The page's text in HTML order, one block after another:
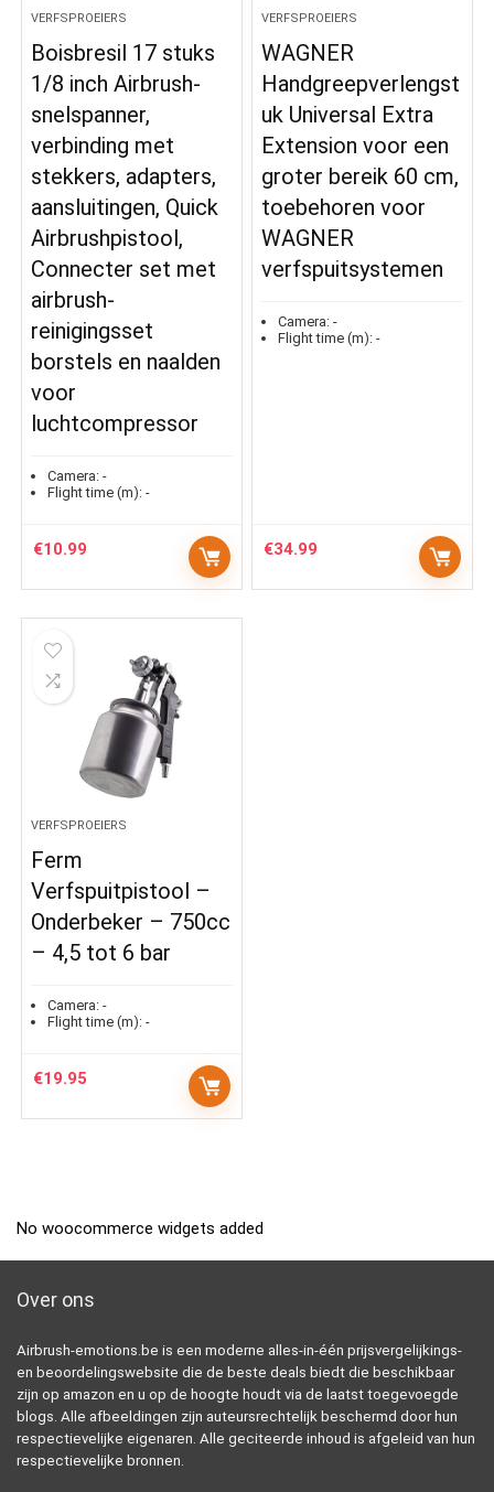
VERFSPROEIERS
Boisbresil 17 stuks
1/8 inch Airbrush-
snelspanner,
verbinding met
stekkers, adapters,
aansluitingen, Quick
Airbrushpistool,
Connecter set met
airbrush-
reinigingsset
borstels en naalden
voor
luchtcompressor
Camera: -
Flight time (m): -
€10.99
VERFSPROEIERS
WAGNER
Handgreepverlengst
uk Universal Extra
Extension voor een
groter bereik 60 cm,
toebehoren voor
WAGNER
verfspuitsystemen
Camera: -
Flight time (m): -
€34.99
VERFSPROEIERS
Ferm
Verfspuitpistool –
Onderbeker – 750cc
– 4,5 tot 6 bar
Camera: -
Flight time (m): -
€19.95
No woocommerce widgets added
Over ons
Airbrush-emotions.be is een moderne alles-in-één prijsvergelijkings-
en beoordelingswebsite die de beste deals biedt die beschikbaar
zijn op amazon en u op de hoogte houdt via de laatst toegevoegde
blogs. Alle afbeeldingen zijn auteursrechtelijk beschermd door hun
respectievelijke eigenaren. Alle geciteerde inhoud is afgeleid van hun
respectievelijke bronnen.